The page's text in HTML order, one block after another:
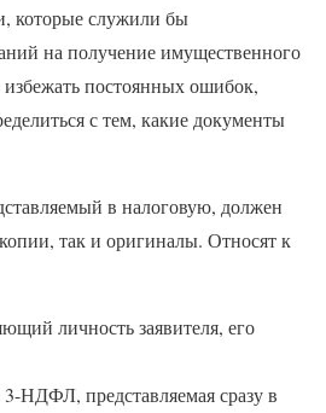
которые служили бы
на получение имущественного
постоянных ошибок,
с тем, какие документы
в налоговую, должен
так и оригиналы. Относят к
личность заявителя, его
НДФЛ, представляемая сразу в